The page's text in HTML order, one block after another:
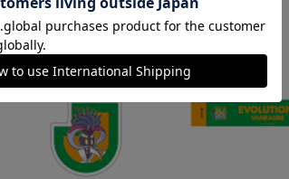
NEW NEW